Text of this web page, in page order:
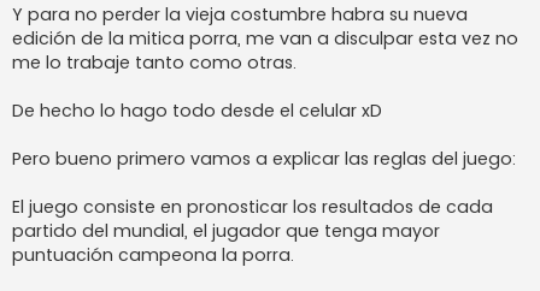
e
Y para no perder la vieja costumbre habra su nueva
edición de la mitica porra, me van a disculpar esta vez no
me lo trabaje tanto como otras.
De hecho lo hago todo desde el celular xD
Pero bueno primero vamos a explicar las reglas del juego:
El juego consiste en pronosticar los resultados de cada
partido del mundial, el jugador que tenga mayor
puntuación campeona la porra.